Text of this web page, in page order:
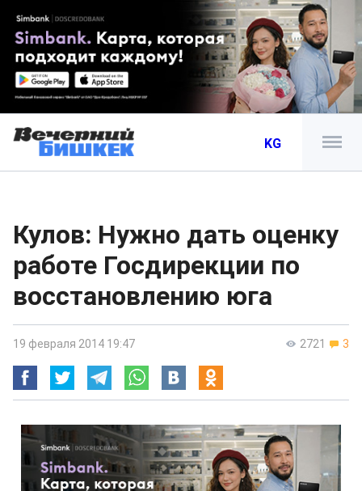
KG
Кулов: Нужно дать оценку
работе Госдирекции по
восстановлению юга
2721 3
19 февраля 2014 19:47